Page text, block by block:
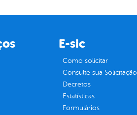
E-sic
Como solicitar
Consulte sua Solicitação
Decretos
Estatísticas
Formulários